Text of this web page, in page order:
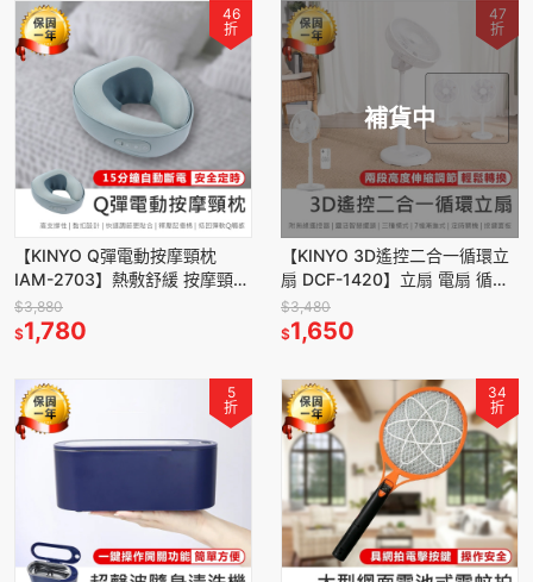
46
折
【KINYO Q彈電動按摩頸枕
IAM-2703】熱敷舒緩 按摩頸枕
頸部按摩 肩頸放鬆 肩頸按摩器
按摩機 肩頸按摩
$3,880
$1,780
補貨中
47
折
【KINYO 3D遙控二合一循環立
扇 DCF-1420】立扇 電扇 循環
扇 電風扇 遙控電扇 定時開關 靜
音風扇
$3,480
$1,650
5
折
34
折